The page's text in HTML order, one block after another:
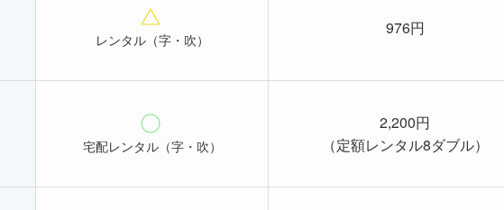
レンタル（字・吹）
976円
宅配レンタル（字・吹）
2,200円
（定額レンタル8ダブル）